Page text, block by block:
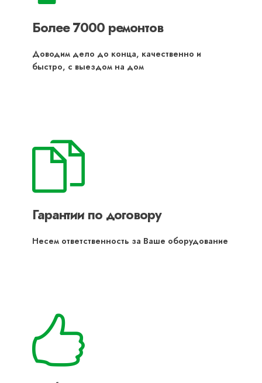
Более 7000 ремонтов
Доводим дело до конца, качественно и
быстро, с выездом на дом
Гарантии по договору
Несем ответственность за Ваше оборудование